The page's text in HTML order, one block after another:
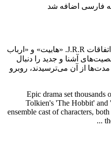
درام حماسی هزاران سال قبل از اتفاقات J.R.R. «هابیت» و «ارباب
آشنا و جدید را دنبال
از آن می‌ترسیدند، روبرو
Epic drama set thousands
Tolkien's 'The Hobbit'
ensemble cast of characters,